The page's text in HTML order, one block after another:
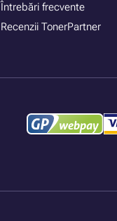
Întrebări frecvente
Recenzii TonerPartner